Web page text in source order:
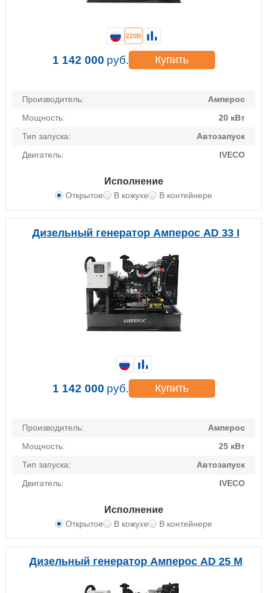
Производитель:
Амперос
Мощность:
20 кВт
Тип запуска:
Автозапуск
Двигатель:
IVECO
Исполнение
Открытое В кожухе В контейнере
220В
1 142 000 руб. Купить
Дизельный генератор Амперос AD 33 I
Производитель:
Амперос
Мощность:
25 кВт
Тип запуска:
Автозапуск
Двигатель:
IVECO
Исполнение
Открытое В кожухе В контейнере
1 142 000 руб. Купить
Дизельный генератор Амперос AD 25 M